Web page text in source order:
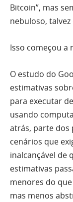
Bitcoin”, mas
nebuloso,
Isso começou a
O estudo do
estimativas
para executar
usando
atrás, parte dos
cenários que
inalcançável de
estimativas
menores do
mas menos